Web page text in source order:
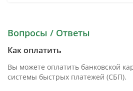
Вопросы / Ответы
Как оплатить
Вы можете оплатить банковской
системы быстрых платежей (СБП).